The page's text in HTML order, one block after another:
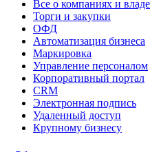
Все о компаниях и
Торги и закупки
ОФД
Автоматизация бизнеса
Маркировка
Управление персоналом
Корпоративный портал
CRM
Электронная подпись
Удаленный доступ
Крупному бизнесу